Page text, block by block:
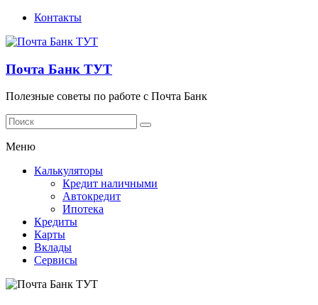
Контакты
Почта Банк ТУТ
Полезные советы по работе с Почта Банк
Меню
Калькуляторы
Кредит наличными
Автокредит
Ипотека
Кредиты
Карты
Вклады
Сервисы